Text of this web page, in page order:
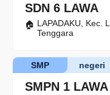
SDN 6 LAWA
LAPADAKU, Kec.
Tenggara
SMPN 1 LAWA
negeri
SMP